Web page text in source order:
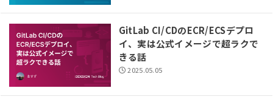
GitLab CI/CDのECR/ECSデプロ
イ、実は公式イメージで超ラクで
きる話
2025.05.05